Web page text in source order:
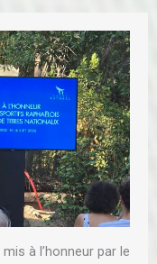
à l’honneur par le